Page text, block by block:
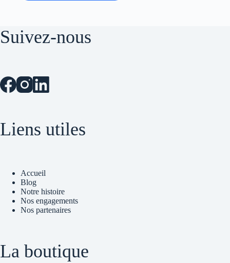
options
peuvent
la
page
Suivez-nous
Liens utiles
Accueil
Blog
Notre histoire
Nos engagements
Nos partenaires
La boutique